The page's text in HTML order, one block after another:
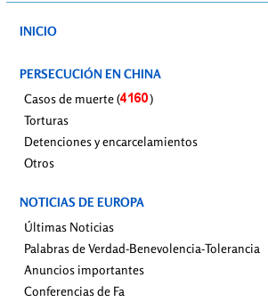
INICIO
PERSECUCIÓN EN CHINA
Casos de muerte (
)
Torturas
Detenciones y encarcelamientos
Otros
NOTICIAS DE EUROPA
Últimas Noticias
Palabras de Verdad-Benevolencia-Tolerancia
Anuncios importantes
Conferencias de Fa